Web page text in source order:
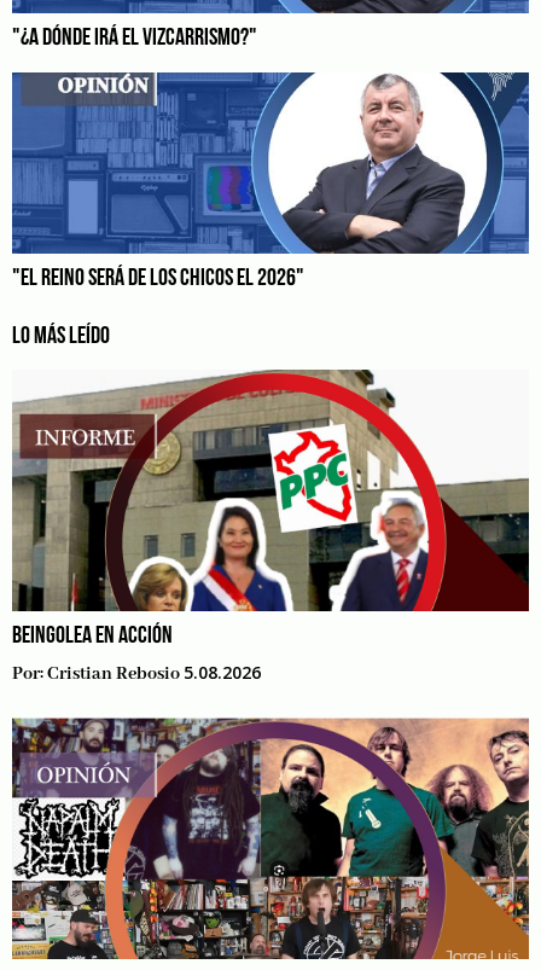
"¿A DÓNDE IRÁ EL VIZCARRISMO?"
"EL REINO SERÁ DE LOS CHICOS EL 2026"
LO MÁS LEÍDO
BEINGOLEA EN ACCIÓN
Por:Cristian Rebosio 5.08.2026